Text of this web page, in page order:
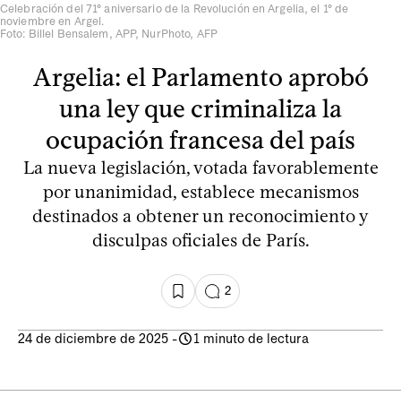
Celebración del 71° aniversario de la Revolución en Argelia, el 1° de
noviembre en Argel.
Foto: Billel Bensalem, APP, NurPhoto, AFP
Argelia: el Parlamento aprobó
una ley que criminaliza la
ocupación francesa del país
La nueva legislación, votada favorablemente
por unanimidad, establece mecanismos
destinados a obtener un reconocimiento y
disculpas oficiales de París.
2
24 de diciembre de 2025 - 1 minuto de lectura